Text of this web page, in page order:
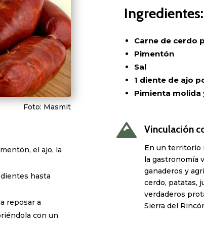
Foto: Masmit
el ajo, la
hasta
reposar a
con un
Ingredientes:
Carne de cerdo
Pimentón
Sal
1 diente de ajo
Pimienta molida
 Vinculación
En un territorio
la gastronomía
ganaderos y
cerdo, patatas,
verdaderos
Sierra del